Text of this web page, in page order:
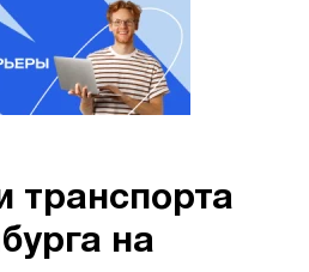
транспорта
на